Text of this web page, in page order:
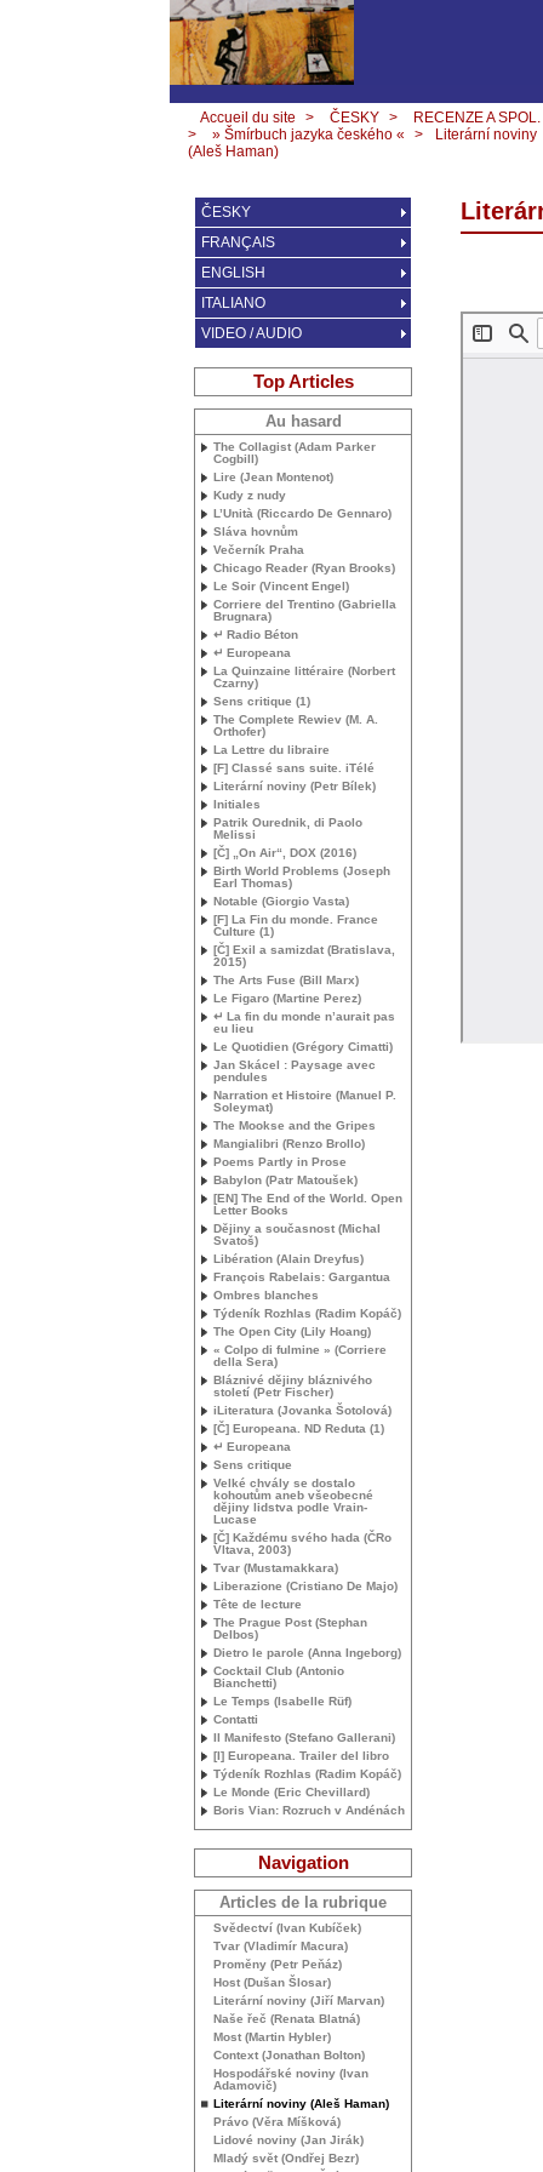
Accueil du site > ČESKY >
RECENZE A SPOL.
>
» Šmírbuch jazyka českého « >
Literární noviny
(Aleš Haman)
ČESKY
FRANÇAIS
ENGLISH
ITALIANO
VIDEO / AUDIO
Top Articles
Au hasard
The Collagist (Adam Parker
Cogbill)
Lire (Jean Montenot)
Kudy z nudy
L’Unità (Riccardo De Gennaro)
Sláva hovnům
Večerník Praha
Chicago Reader (Ryan Brooks)
Le Soir (Vincent Engel)
Corriere del Trentino (Gabriella
Brugnara)
↵ Radio Béton
↵ Europeana
La Quinzaine littéraire (Norbert
Czarny)
Sens critique (1)
The Complete Rewiev (M. A.
Orthofer)
La Lettre du libraire
[F] Classé sans suite. iTélé
Literární noviny (Petr Bílek)
Initiales
Patrik Ourednik, di Paolo
Melissi
[Č] „On Air“, DOX (2016)
Birth World Problems (Joseph
Earl Thomas)
Notable (Giorgio Vasta)
[F] La Fin du monde. France
Culture (1)
[Č] Exil a samizdat (Bratislava,
2015)
The Arts Fuse (Bill Marx)
Le Figaro (Martine Perez)
↵ La fin du monde n’aurait pas
eu lieu
Le Quotidien (Grégory Cimatti)
Jan Skácel : Paysage avec
pendules
Narration et Histoire (Manuel P.
Soleymat)
The Mookse and the Gripes
Mangialibri (Renzo Brollo)
Poems Partly in Prose
Babylon (Patr Matoušek)
[EN] The End of the World. Open
Letter Books
Dějiny a současnost (Michal
Svatoš)
Libération (Alain Dreyfus)
François Rabelais: Gargantua
Ombres blanches
Týdeník Rozhlas (Radim Kopáč)
The Open City (Lily Hoang)
« Colpo di fulmine » (Corriere
della Sera)
Bláznivé dějiny bláznivého
století (Petr Fischer)
iLiteratura (Jovanka Šotolová)
[Č] Europeana. ND Reduta (1)
↵ Europeana
Sens critique
Velké chvály se dostalo
kohoutům aneb všeobecné
dějiny lidstva podle Vrain-
Lucase
[Č] Každému svého hada (ČRo
Vltava, 2003)
Tvar (Mustamakkara)
Liberazione (Cristiano De Majo)
Tête de lecture
The Prague Post (Stephan
Delbos)
Dietro le parole (Anna Ingeborg)
Cocktail Club (Antonio
Bianchetti)
Le Temps (Isabelle Rüf)
Contatti
Il Manifesto (Stefano Gallerani)
[I] Europeana. Trailer del libro
Týdeník Rozhlas (Radim Kopáč)
Le Monde (Eric Chevillard)
Boris Vian: Rozruch v Andénách
Navigation
Articles de la rubrique
Svědectví (Ivan Kubíček)
Tvar (Vladimír Macura)
Proměny (Petr Peňáz)
Host (Dušan Šlosar)
Literární noviny (Jiří Marvan)
Naše řeč (Renata Blatná)
Most (Martin Hybler)
Context (Jonathan Bolton)
Hospodářské noviny (Ivan
Adamovič)
Literární noviny (Aleš Haman)
Právo (Věra Míšková)
Lidové noviny (Jan Jirák)
Mladý svět (Ondřej Bezr)